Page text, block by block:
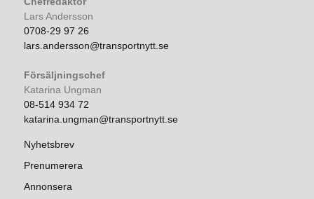
Lars Andersson
0708-29 97 26
lars.andersson@transportnytt.se
Försäljningschef
Katarina Ungman
08-514 934 72
katarina.ungman@transportnytt.se
Nyhetsbrev
Prenumerera
Annonsera